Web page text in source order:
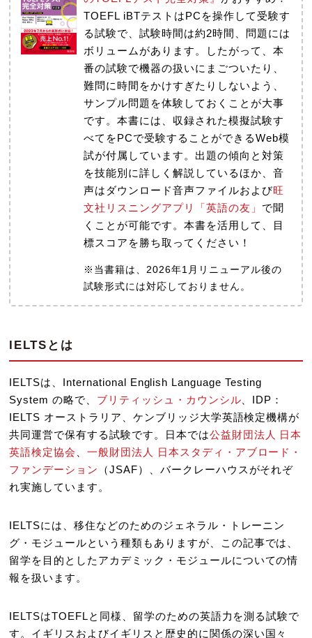
TOEFL iBTテストはPCを操作して受験す
る試験で、試験時間は約2時間、問題には
ボリュームがあります。したがって、本
番の試験で機器の扱いにまごついたり、
難問に時間をかけすぎたりしないよう、
サンプル問題を体験しておくことが大事
です。本書には、収録された模擬試験す
べてをPCで受験することができるWeb模
試が付属しています。出題の傾向と対策
を技能別に詳しく解説しているほか、音
声はダウンロード音声ファイルおよび旺
文社リスニングアプリ「英語の友」 で聞
くことが可能です。本書を活用して、目
標スコアを勝ち取ってください！
※当書籍は、2026年1月リニューアル後の
試験形式には対応しておりません。
IELTSとは
IELTSは、International English Language Testing
System の略で、 ブリティッシュ・カウンシル 、IDP：
IELTS オーストラリア、ケンブリッジ大学英語検定機構が
共同運営で保有する試験です。日本では公益財団法人 日本
英語検定協会
、一般財団法人 日本スタディ・アブロード・
ファンデーション
（JSAF）、バークレーハウスがそれぞ
れ実施しています。
IELTSには、移住などのためのジェネラル・トレーニン
グ・モジュールという種類もありますが、この記事では、
留学を目的としたアカデミック・モジュールについての情
報を扱います。
IELTSはTOEFLと同様、留学のための英語力を測る試験で
す。イギリスおよびイギリスと歴史的に関係の深い国々